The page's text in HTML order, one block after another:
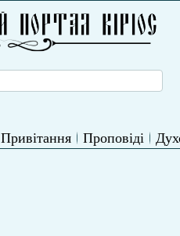
Привітання Проповіді